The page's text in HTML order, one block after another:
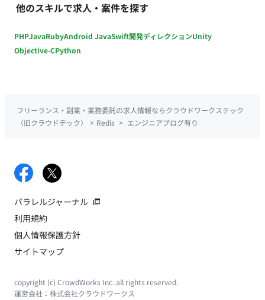
他のスキルで求人・案件を探す
PHPJavaRubyAndroid JavaSwift開発ディレクションUnity
Objective-CPython
フリーランス・副業・業務委託の求人情報ならクラウドワークステック
（旧クラウドテック）
> Redis > エンジニアブログ有り
パラレルジャーナル
利用規約
個人情報保護方針
サイトマップ
copyright (c) CrowdWorks Inc. all rights reserved.
運営会社： 株式会社クラウドワークス